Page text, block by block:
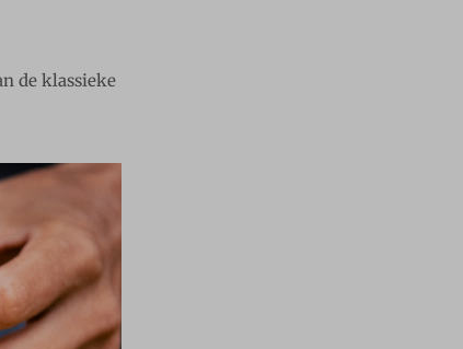
de klassieke